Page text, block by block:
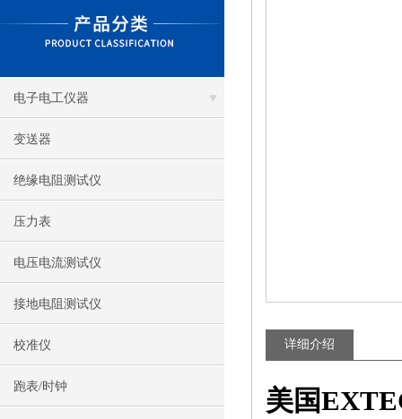
电子电工仪器
变送器
绝缘电阻测试仪
压力表
电压电流测试仪
接地电阻测试仪
校准仪
跑表/时钟
详细介绍
美国